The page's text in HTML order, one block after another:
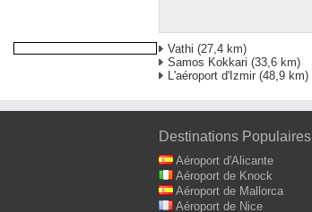
Vathi (27,4 km)
Samos Kokkari (33,6 km)
L'aéroport d'Izmir (48,9 km)
Destinations Populaires
Aéroport d'Alicante
Aéroport de Knock
Aéroport de Mallorca
Aéroport de Nice